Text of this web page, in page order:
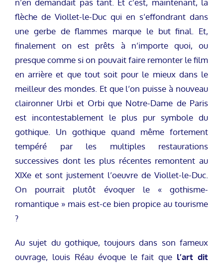
n’en demandait pas tant. Et c’est, maintenant, la
flèche de Viollet-le-Duc qui en s’effondrant dans
une gerbe de flammes marque le but final. Et,
finalement on est prêts à n’importe quoi, ou
presque comme si on pouvait faire remonter le film
en arrière et que tout soit pour le mieux dans le
meilleur des mondes. Et que l’on puisse à nouveau
claironner Urbi et Orbi que Notre-Dame de Paris
est incontestablement le plus pur symbole du
gothique. Un gothique quand même fortement
tempéré par les multiples restaurations
successives dont les plus récentes remontent au
XIXe et sont justement l’oeuvre de Viollet-le-Duc.
On pourrait plutôt évoquer le « gothisme-
romantique » mais est-ce bien propice au tourisme
?
Au sujet du gothique, toujours dans son fameux
ouvrage, louis Réau évoque le fait que l’art dit